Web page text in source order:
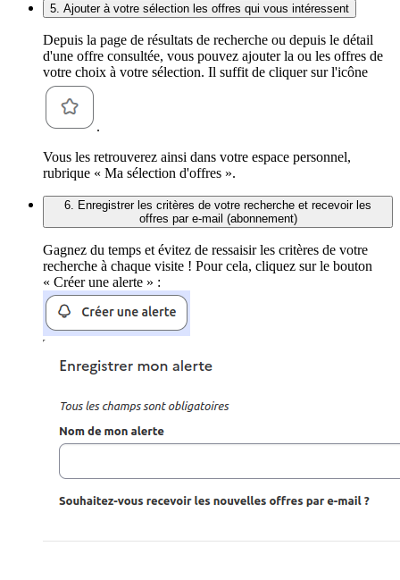
5. Ajouter à votre sélection les offres qui vous intéressent
Depuis la page de résultats de recherche ou depuis le détail
d'une offre consultée, vous pouvez ajouter la ou les offres de
votre choix à votre sélection. Il suffit de cliquer sur l'icône
.
Vous les retrouverez ainsi dans votre espace personnel,
rubrique « Ma sélection d'offres ».
6. Enregistrer les critères de votre recherche et recevoir les
offres par e-mail (abonnement)
Gagnez du temps et évitez de ressaisir les critères de votre
recherche à chaque visite ! Pour cela, cliquez sur le bouton
« Créer une alerte » :